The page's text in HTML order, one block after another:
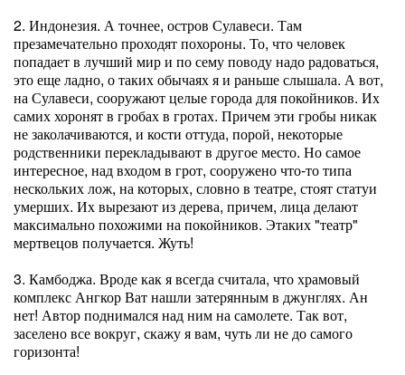
2. Индонезия. А точнее, остров Сулавеси. Там
презамечательно проходят похороны. То, что человек
попадает в лучший мир и по сему поводу надо радоваться,
это еще ладно, о таких обычаях я и раньше слышала. А вот,
на Сулавеси, сооружают целые города для покойников. Их
самих хоронят в гробах в гротах. Причем эти гробы никак
не заколачиваются, и кости оттуда, порой, некоторые
родственники перекладывают в другое место. Но самое
интересное, над входом в грот, сооружено что-то типа
нескольких лож, на которых, словно в театре, стоят статуи
умерших. Их вырезают из дерева, причем, лица делают
максимально похожими на покойников. Этаких "театр"
мертвецов получается. Жуть!
3. Камбоджа. Вроде как я всегда считала, что храмовый
комплекс Ангкор Ват нашли затерянным в джунглях. Ан
нет! Автор поднимался над ним на самолете. Так вот,
заселено все вокруг, скажу я вам, чуть ли не до самого
горизонта!